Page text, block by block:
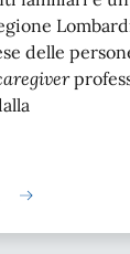
delle